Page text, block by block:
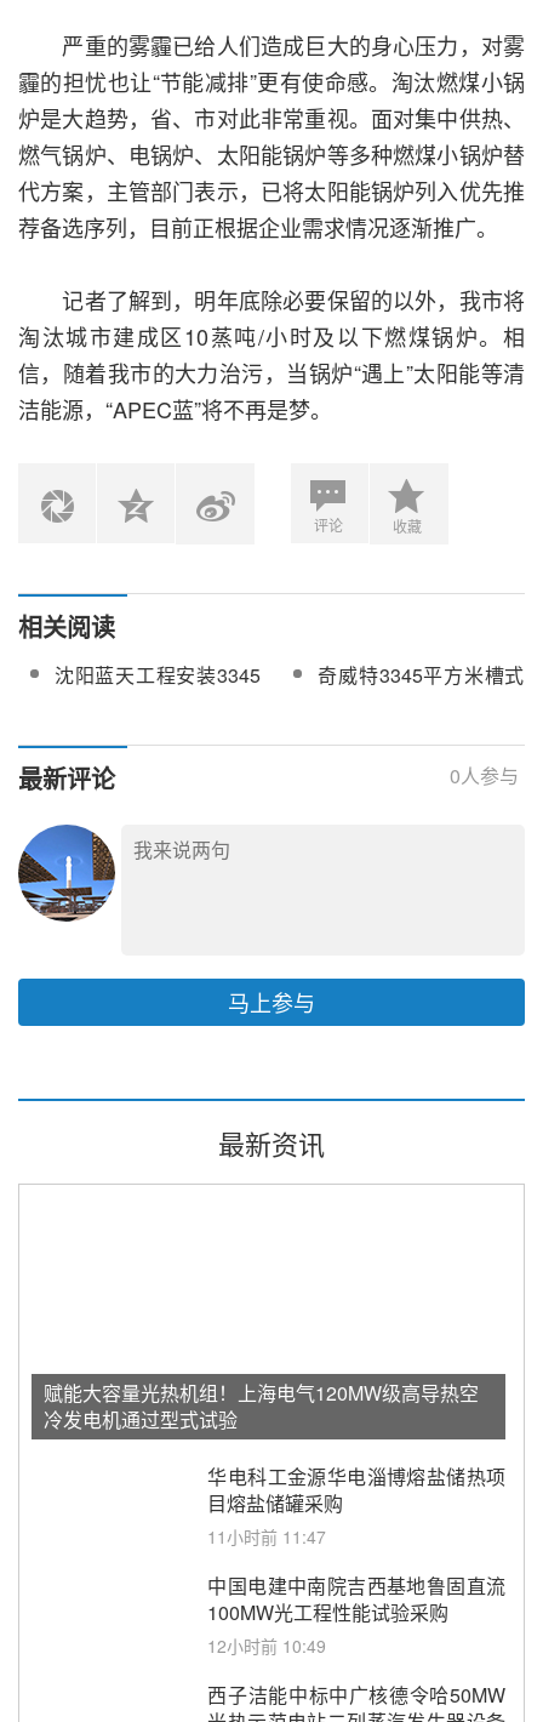
严重的雾霾已给人们造成巨大的身心压力，对雾
霾的担忧也让“节能减排”更有使命感。淘汰燃煤小锅
炉是大趋势，省、市对此非常重视。面对集中供热、
燃气锅炉、电锅炉、太阳能锅炉等多种燃煤小锅炉替
代方案，主管部门表示，已将太阳能锅炉列入优先推
荐备选序列，目前正根据企业需求情况逐渐推广。
记者了解到，明年底除必要保留的以外，我市将
淘汰城市建成区10蒸吨/小时及以下燃煤锅炉。相
信，随着我市的大力治污，当锅炉“遇上”太阳能等清
洁能源，“APEC蓝”将不再是梦。
评论 收藏
相关阅读
沈阳蓝天工程安装3345
奇威特3345平方米槽式
最新评论 0人参与
马上参与
最新资讯
赋能大容量光热机组！上海电气120MW级高导热空
冷发电机通过型式试验
华电科工金源华电淄博熔盐储热项
目熔盐储罐采购
11小时前 11:47
中国电建中南院吉西基地鲁固直流
100MW光工程性能试验采购
12小时前 10:49
西子洁能中标中广核德令哈50MW